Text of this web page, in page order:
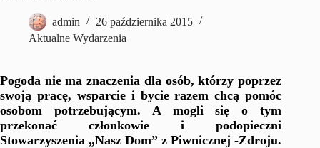
admin
26 października 2015
Aktualne Wydarzenia
Pogoda nie ma znaczenia dla osób, którzy poprzez
swoją pracę, wsparcie i bycie razem chcą pomóc
osobom potrzebującym. A mogli się o tym
przekonać członkowie i podopieczni
Stowarzyszenia „Nasz Dom” z Piwnicznej -Zdroju.